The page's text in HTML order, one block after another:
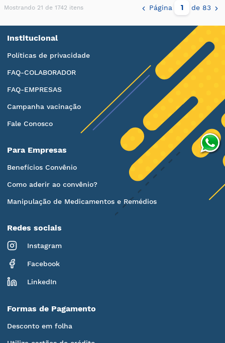
Mostrando 21 de 1742 itens Página de 83
Institucional
Políticas de privacidade
FAQ-COLABORADOR
FAQ-EMPRESAS
Campanha vacinação
Fale Conosco
Para Empresas
Benefícios Convênio
Como aderir ao convênio?
Manipulação de Medicamentos e Remédios
Redes sociais
Instagram
Facebook
LinkedIn
Formas de Pagamento
Desconto em folha